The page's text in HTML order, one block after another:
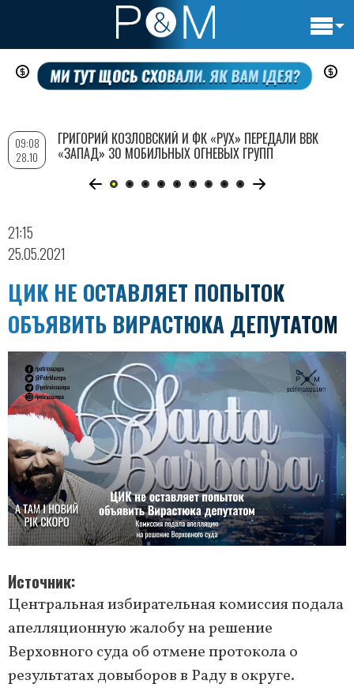
Перейти
содержанию
21:15
25.05.2021
ЦИК НЕ ОСТАВЛЯЕТ ПОПЫТОК
ОБЪЯВИТЬ ВИРАСТЮКА ДЕПУТАТОМ
Источник
Центральная избирательная комиссия подала
апелляционную жалобу на решение
Верховного суда об отмене протокола о
результатах довыборов в Раду в округе.
09:08
28.10
ГРИГОРИЙ КОЗЛОВСКИЙ И ФК «РУХ» ПЕРЕДАЛИ ВВК
«ЗАПАД» 30 МОБИЛЬНЫХ ОГНЕВЫХ ГРУПП